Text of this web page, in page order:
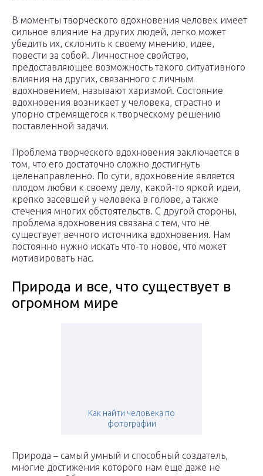
В моменты творческого вдохновения человек имеет
сильное влияние на других людей, легко может
убедить их, склонить к своему мнению, идее,
повести за собой. Личностное свойство,
предоставляющее возможность такого ситуативного
влияния на других, связанного с личным
вдохновением, называют харизмой. Состояние
вдохновения возникает у человека, страстно и
упорно стремящегося к творческому решению
поставленной задачи.
Проблема творческого вдохновения заключается в
том, что его достаточно сложно достигнуть
целенаправленно. По сути, вдохновение является
плодом любви к своему делу, какой-то яркой идеи,
крепко засевшей у человека в голове, а также
стечения многих обстоятельств. С другой стороны,
проблема вдохновения связана с тем, что не
существует вечного источника вдохновения. Нам
постоянно нужно искать что-то новое, что может
мотивировать нас.
Природа и все, что существует в
огромном мире
Как найти человека по
фотографии
Природа – самый умный и способный создатель,
многие достижения которого нам еще даже не